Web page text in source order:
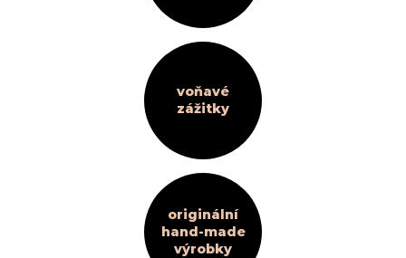
voňavé
zážitky
originální
hand-made
výrobky